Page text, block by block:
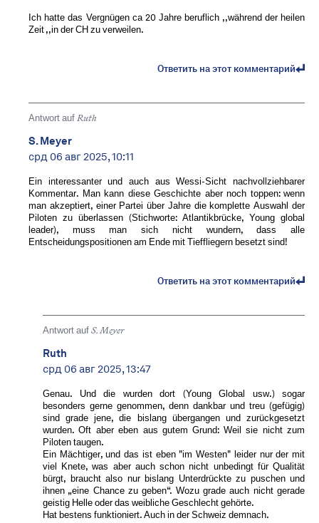
Ich hatte das Vergnügen ca 20 Jahre beruflich ,,während der heilen
Zeit ,,in der CH zu verweilen.
Ответить на этот комментарий
Antwort auf Ruth
S. Meyer
срд 06 авг 2025, 10:11
Ein interessanter und auch aus Wessi-Sicht nachvollziehbarer
Kommentar. Man kann diese Geschichte aber noch toppen: wenn
man akzeptiert, einer Partei über Jahre die komplette Auswahl der
Piloten zu überlassen (Stichworte: Atlantikbrücke, Young global
leader), muss man sich nicht wundern, dass alle
Entscheidungspositionen am Ende mit Tieffliegern besetzt sind!
Ответить на этот комментарий
Antwort auf S. Meyer
Ruth
срд 06 авг 2025, 13:47
Genau. Und die wurden dort (Young Global usw.) sogar
besonders gerne genommen, denn dankbar und treu (gefügig)
sind grade jene, die bislang übergangen und zurückgesetzt
wurden. Oft aber eben aus gutem Grund: Weil sie nicht zum
Piloten taugen.
Ein Mächtiger, und das ist eben "im Westen" leider nur der mit
viel Knete, was aber auch schon nicht unbedingt für Qualität
bürgt, braucht also nur bislang Unterdrückte zu puschen und
ihnen „eine Chance zu geben“. Wozu grade auch nicht gerade
geistig Helle oder das weibliche Geschlecht gehörte.
Hat bestens funktioniert. Auch in der Schweiz demnach.